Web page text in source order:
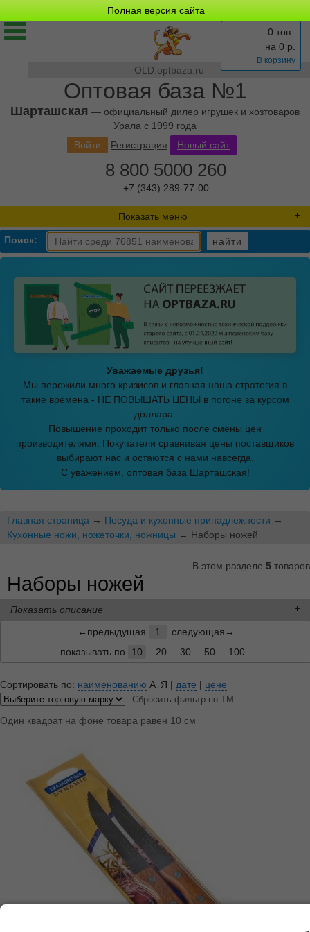
Полная версия сайта
OLD.optbaza.ru
Оптовая база №1
Шарташская — официальный дилер игрушек и хозтоваров
Урала с 1999 года
0 тов.
на 0 р.
В корзину
Войти Регистрация Новый сайт
8 800 5000 260
+7 (343) 289-77-00
Показать меню
Поиск: найти
Уважаемые друзья!
Мы пережили много кризисов и главная наша стратегия в
такие времена - НЕ ПОВЫШАТЬ ЦЕНЫ в погоне за курсом
доллара.
Повышение проходит только после смены цен
производителями. Покупатели сравнивая цены поставщиков
выбирают нас и остаются с нами навсегда.
С уважением, оптовая база Шарташская!
Главная страница → Посуда и кухонные принадлежности →
Кухонные ножи, ножеточки, ножницы → Наборы ножей
В этом разделе 5 товаров
Наборы ножей
Показать описание
←предыдущая
1
следующая→
показывать по
10 20 30 50 100
Сортировать по: наименованию А↓Я | дате | цене
Сбросить фильтр по ТМ
Один квадрат на фоне товара равен 10 см